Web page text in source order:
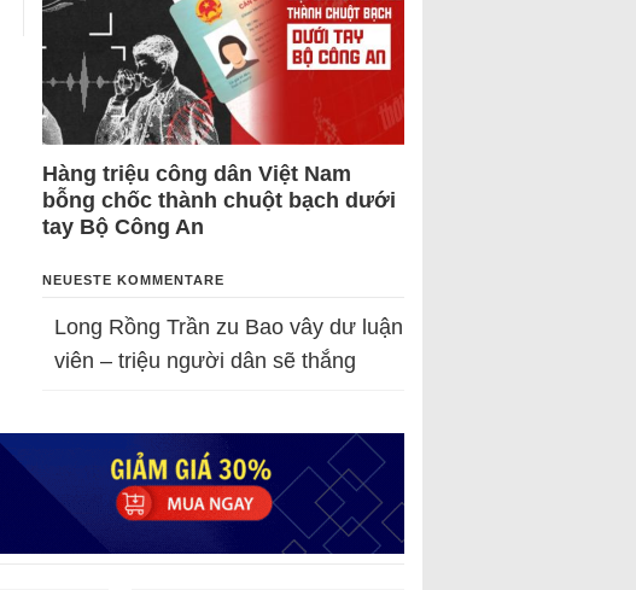
Hàng triệu công dân Việt Nam
bỗng chốc thành chuột bạch dưới
tay Bộ Công An
NEUESTE KOMMENTARE
Long Rồng Trần zu Bao vây dư luận
viên – triệu người dân sẽ thắng